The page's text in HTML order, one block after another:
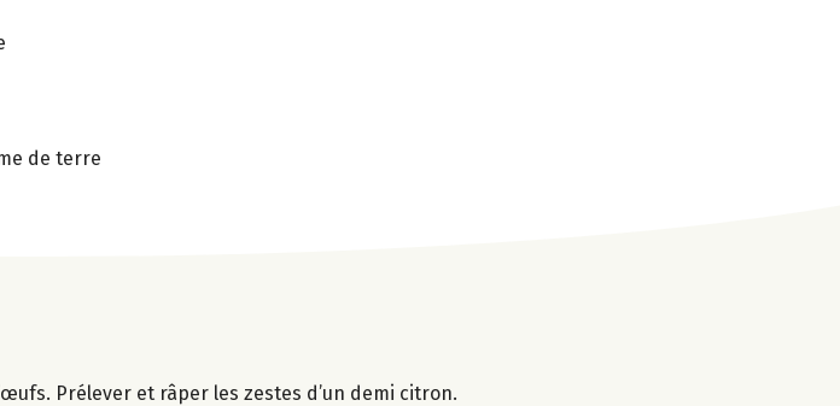
de terre
Prélever et râper les zestes d’un demi citron.